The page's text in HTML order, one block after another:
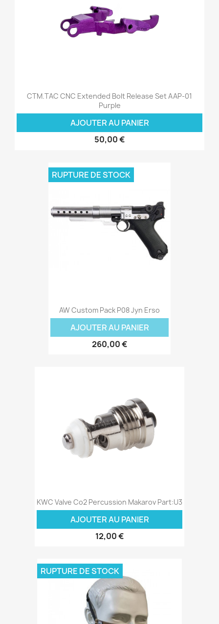
CTM.TAC CNC Extended Bolt Release Set AAP-01
Purple
AJOUTER AU PANIER
50,00 €
AW Custom Pack P08 Jyn Erso
AJOUTER AU PANIER
260,00 €
RUPTURE DE STOCK
KWC Valve Co2 Percussion Makarov Part:U3
AJOUTER AU PANIER
12,00 €
RUPTURE DE STOCK